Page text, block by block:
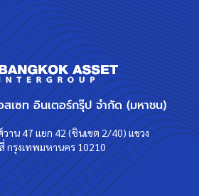
เซท อินเตอร์กรุ๊ป จำกัด (มหาชน)
วาน 47 แยก 42 (ชินเขต 2/40) แขวง
กรุงเทพมหานคร 10210